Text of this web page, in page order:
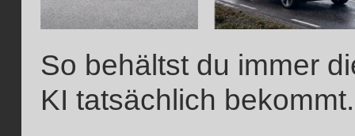
So behältst du immer
KI tatsächlich bekommt.